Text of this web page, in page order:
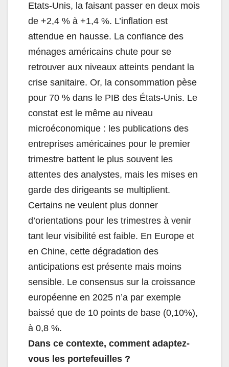
Etats-Unis, la faisant passer en deux mois
de +2,4 % à +1,4 %. L’inflation est
attendue en hausse. La confiance des
ménages américains chute pour se
retrouver aux niveaux atteints pendant la
crise sanitaire. Or, la consommation pèse
pour 70 % dans le PIB des États-Unis. Le
constat est le même au niveau
microéconomique : les publications des
entreprises américaines pour le premier
trimestre battent le plus souvent les
attentes des analystes, mais les mises en
garde des dirigeants se multiplient.
Certains ne veulent plus donner
d’orientations pour les trimestres à venir
tant leur visibilité est faible. En Europe et
en Chine, cette dégradation des
anticipations est présente mais moins
sensible. Le consensus sur la croissance
européenne en 2025 n’a par exemple
baissé que de 10 points de base (0,10%),
à 0,8 %.
Dans ce contexte, comment adaptez-
vous les portefeuilles ?